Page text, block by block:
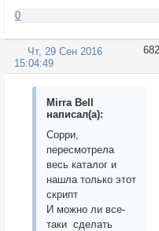
0
682
Чт, 29 Сен 2016
15:04:49
Mirra Bell
написал(а):
Сорри,
пересмотрела
весь каталог и
нашла только этот
скрипт
И можно ли все-
таки сделать